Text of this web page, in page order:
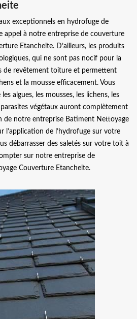
exceptionnels en hydrofuge de
appel à notre entreprise de couverture
Etancheite. D’ailleurs, les produits
qui ne sont pas nocif pour la
de revêtement toiture et permettent
et la mousse efficacement. Vous
algues, les mousses, les lichens, les
végétaux auront complètement
de notre entreprise Batiment Nettoyage
l’application de l’hydrofuge sur votre
débarrasser des saletés sur votre toit à
sur notre entreprise de
Couverture Etancheite.